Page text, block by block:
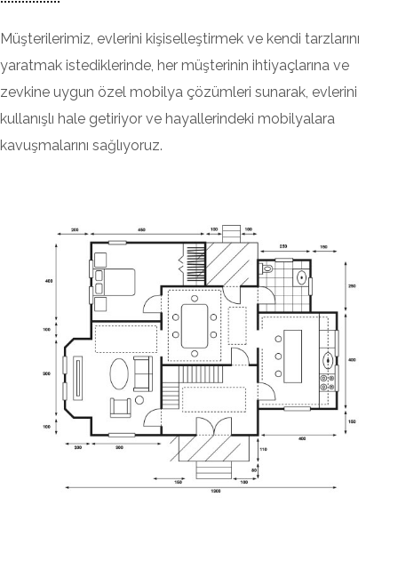
Müşterilerimiz, evlerini kişiselleştirmek ve kendi tarzlarını
yaratmak istediklerinde, her müşterinin ihtiyaçlarına ve
zevkine uygun özel mobilya çözümleri sunarak, evlerini
kullanışlı hale getiriyor ve hayallerindeki mobilyalara
kavuşmalarını sağlıyoruz.